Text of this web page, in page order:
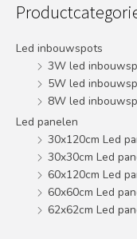
Led inbouwspots
3W led
5W led
8W led
Led panelen
30x120cm Led
30x30cm Led
60x120cm Led
60x60cm Led
62x62cm Led